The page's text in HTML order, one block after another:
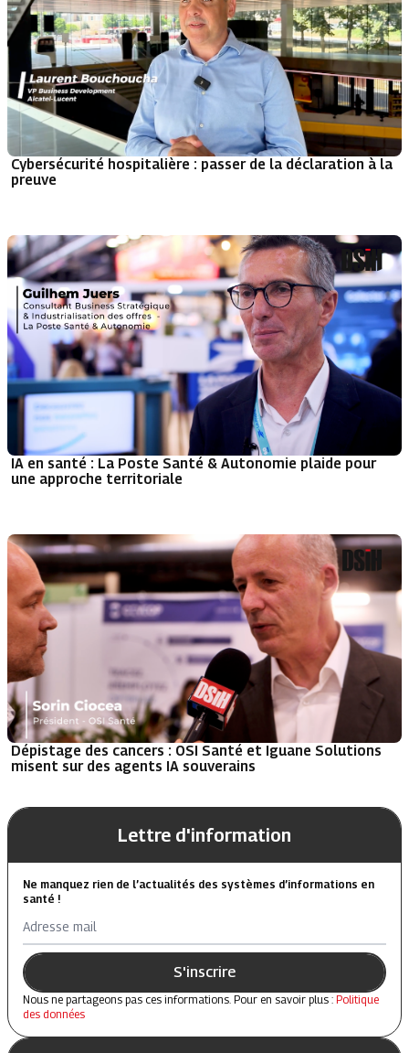
Cybersécurité hospitalière : passer de la déclaration à la
preuve
IA en santé : La Poste Santé & Autonomie plaide pour
une approche territoriale
Dépistage des cancers : OSI Santé et Iguane Solutions
misent sur des agents IA souverains
Lettre d'information
Ne manquez rien de l’actualités des systèmes d’informations en
santé !
Adresse mail
S'inscrire
Nous ne partageons pas ces informations. Pour en savoir plus : Politique
des données